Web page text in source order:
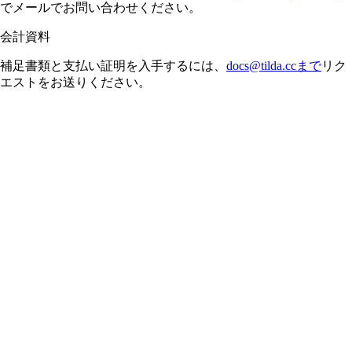
でメールでお問い合わせください。
会計資料
補足書類と支払い証明を入手するには、 docs@tilda.ccまでリク
エストをお送りください。